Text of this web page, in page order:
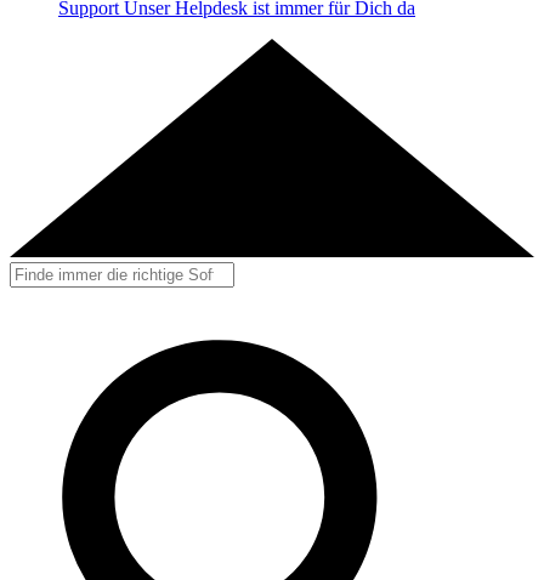
Support Unser Helpdesk ist immer für Dich da